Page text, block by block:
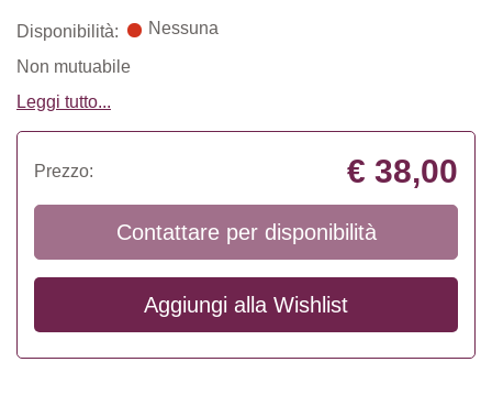
Disponibilità: Nessuna
Non mutuabile
Leggi tutto...
Prezzo: € 38,00
Contattare per disponibilità
Aggiungi alla Wishlist